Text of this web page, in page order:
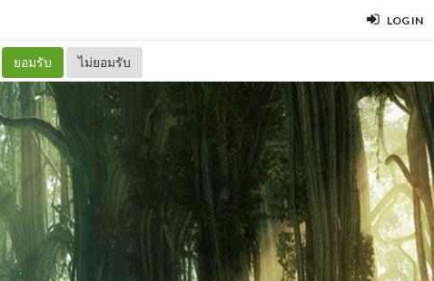
LOG IN
ยอมรับ ไม่ยอมรับ